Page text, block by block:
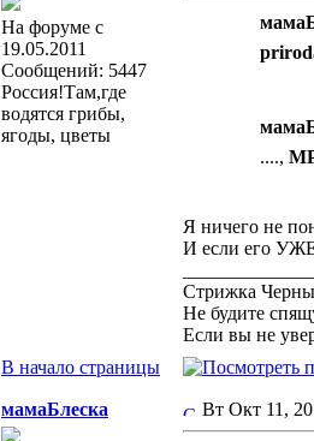
На форуме с
19.05.2011
Сообщений: 5447
Россия!Там,где
водятся грибы,
ягоды, цветы
....,
Я ничего не
И если его УЖЕ
Стрижка
Не будите
Если вы не
В начало страницы
мамаБлеска Вт Окт 11,